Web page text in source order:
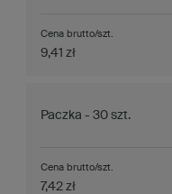
Cena brutto/szt.
9,41 zł
Paczka - 30 szt.
Cena brutto/szt.
7,42 zł